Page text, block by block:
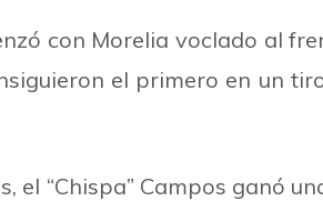
con Morelia voclado al
el primero en un
el “Chispa” Campos ganó